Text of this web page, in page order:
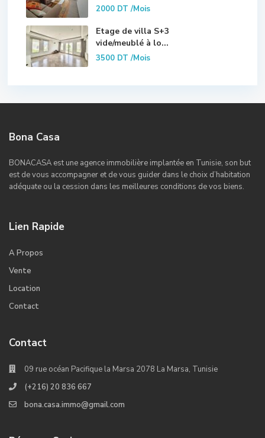
2000 DT/Mois
Etage de villa S+3
vide/meublé à lo...
3500 DT/Mois
Bona Casa
BONACASA est une agence immobilière implantée en Tunisie, son but
est de vous accompagner et de vous guider dans le choix d’habitation
adéquate ou la cession dans les meilleures conditions de vos biens.
Lien Rapide
A Propos
Vente
Location
Contact
Contact
09 rue océan Pacifique la Marsa 2078 La Marsa, Tunisie
(+216) 20 836 667
bona.casa.immo@gmail.com